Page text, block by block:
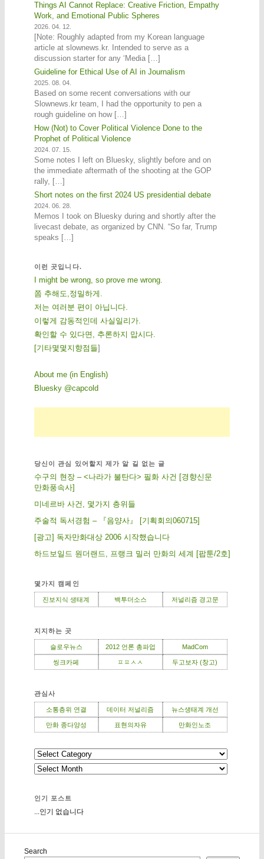
Things AI Cannot Replace: Creative Friction, Empathy
Work, and Emotional Public Spheres
2026. 04. 12.
[Note: Roughly adapted from my Korean language
article at slownews.kr. Intended to serve as a
discussion starter for any ‘Media […]
Guideline for Ethical Use of AI in Journalism
2025. 08. 04.
Based on some recent conversations with our
Slownews.kr team, I had the opportunity to pen a
rough guideline on how […]
How (Not) to Cover Political Violence Done to the
Prophet of Political Violence
2024. 07. 15.
Some notes I left on Bluesky, slightly before and on
the immediate aftermath of the shooting at the GOP
rally, […]
Short notes on the first 2024 US presidential debate
2024. 06. 28.
Memos I took on Bluesky during and shortly after the
livecast debate, as organized by CNN. “So far, Trump
speaks […]
이런 곳입니다.
I might be wrong, so prove me wrong.
쫌 추해도,정밀하게.
저는 여러분 편이 아닙니다.
이렇게 감동적인데 사실일리가.
확인할 수 있다면, 추론하지 맙시다.
[기 타몇 몇 지 향점 들]
About me (in English)
Bluesky @capcold
당신이 관심 있어할지 제가 알 길 없는 글
수구의 현장 – <나라가 불탄다> 필화 사건 [경향신문
만화풍속사]
미네르바 사건, 몇가지 층위들
주술적 독서경험 – 『음양사』 [기획회의060715]
[광고] 독자만화대상 2006 시작했습니다
하드보일드 원더랜드, 프랭크 밀러 만화의 세계 [팝툰/2호]
몇가지 캠페인
진보지식 생태계 백투더소스 저널리즘 경고문
지지하는 곳
슬로우뉴스 2012 언론 총파업 MadCom
씽크카페 ㅍㅍㅅㅅ 두고보자 (창고)
관심사
소통층위 연결 데이터 저널리즘 뉴스생태계 개선
만화 종다양성 표현의자유 만화인노조
인기 포스트
...인기 없습니다
Search